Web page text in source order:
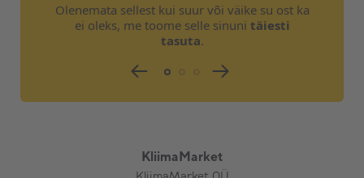
Väljavõttete tegemist olemasolevale
Kaitseautomaati elektrikilbis
Toitekaablit ja selle paigaldust
Olenemata sellest kui suur või väike su ost ka
ei oleks, me toome selle sinuni täiesti
tasuta.
KliimaMarket